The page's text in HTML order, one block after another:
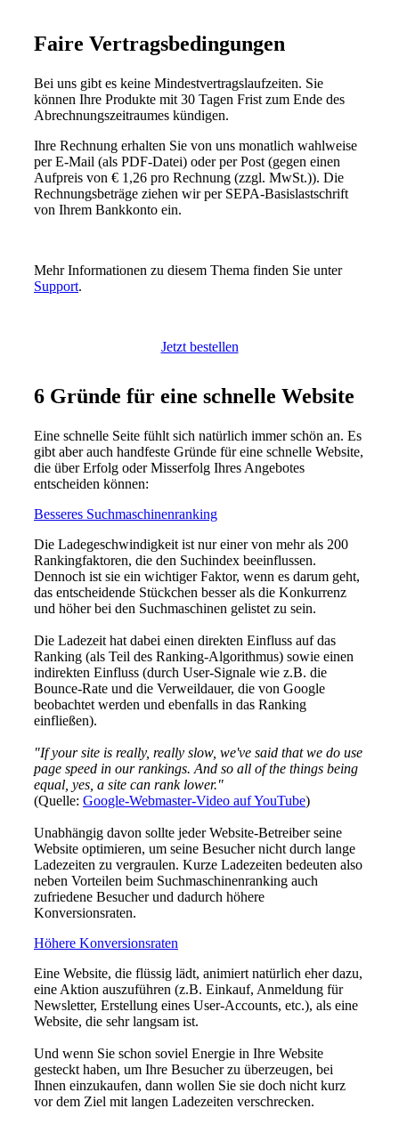
Faire Vertragsbedingungen
Bei uns gibt es keine Mindestvertragslaufzeiten. Sie
können Ihre Produkte mit 30 Tagen Frist zum Ende des
Abrechnungszeitraumes kündigen.
Ihre Rechnung erhalten Sie von uns monatlich wahlweise
per E-Mail (als PDF-Datei) oder per Post (gegen einen
Aufpreis von € 1,26 pro Rechnung (zzgl. MwSt.)). Die
Rechnungsbeträge ziehen wir per SEPA-Basislastschrift
von Ihrem Bankkonto ein.
Mehr Informationen zu diesem Thema finden Sie unter
Support.
Jetzt bestellen
6 Gründe für eine schnelle Website
Eine schnelle Seite fühlt sich natürlich immer schön an. Es
gibt aber auch handfeste Gründe für eine schnelle Website,
die über Erfolg oder Misserfolg Ihres Angebotes
entscheiden können:
Besseres Suchmaschinenranking
Die Ladegeschwindigkeit ist nur einer von mehr als 200
Rankingfaktoren, die den Suchindex beeinflussen.
Dennoch ist sie ein wichtiger Faktor, wenn es darum geht,
das entscheidende Stückchen besser als die Konkurrenz
und höher bei den Suchmaschinen gelistet zu sein.
Die Ladezeit hat dabei einen direkten Einfluss auf das
Ranking (als Teil des Ranking-Algorithmus) sowie einen
indirekten Einfluss (durch User-Signale wie z.B. die
Bounce-Rate und die Verweildauer, die von Google
beobachtet werden und ebenfalls in das Ranking
einfließen).
"If your site is really, really slow, we've said that we do use
page speed in our rankings. And so all of the things being
equal, yes, a site can rank lower."
(Quelle: Google-Webmaster-Video auf YouTube)
Unabhängig davon sollte jeder Website-Betreiber seine
Website optimieren, um seine Besucher nicht durch lange
Ladezeiten zu vergraulen. Kurze Ladezeiten bedeuten also
neben Vorteilen beim Suchmaschinenranking auch
zufriedene Besucher und dadurch höhere
Konversionsraten.
Höhere Konversionsraten
Eine Website, die flüssig lädt, animiert natürlich eher dazu,
eine Aktion auszuführen (z.B. Einkauf, Anmeldung für
Newsletter, Erstellung eines User-Accounts, etc.), als eine
Website, die sehr langsam ist.
Und wenn Sie schon soviel Energie in Ihre Website
gesteckt haben, um Ihre Besucher zu überzeugen, bei
Ihnen einzukaufen, dann wollen Sie sie doch nicht kurz
vor dem Ziel mit langen Ladezeiten verschrecken.